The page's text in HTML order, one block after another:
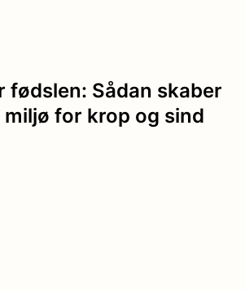
fødslen: Sådan skaber
for krop og sind